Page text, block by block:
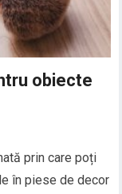
obiecte
prin care poți
în piese de decor